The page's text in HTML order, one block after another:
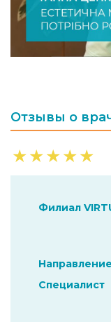
Отзывы о
★★★★★
Филиал
Направление
Специалист